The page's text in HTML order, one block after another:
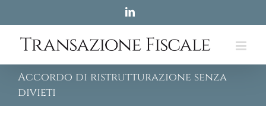
content
LinkedIn
Accordo di ristrutturazione senza
divieti